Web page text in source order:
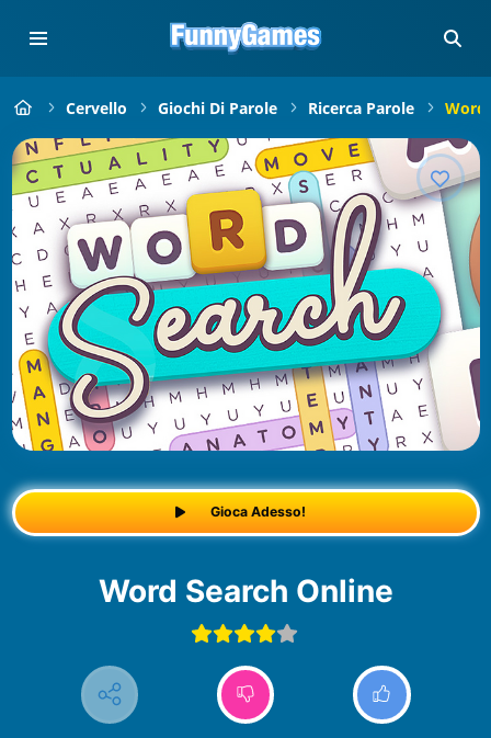
Cervello Giochi Di Parole Ricerca Parole Word
Gioca Adesso!
Word Search Online